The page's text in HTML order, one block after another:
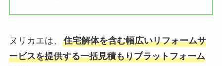
ヌリカエは、 住宅解体を含む幅広いリフォームサ
ービスを提供する一括見積もりプラットフォーム